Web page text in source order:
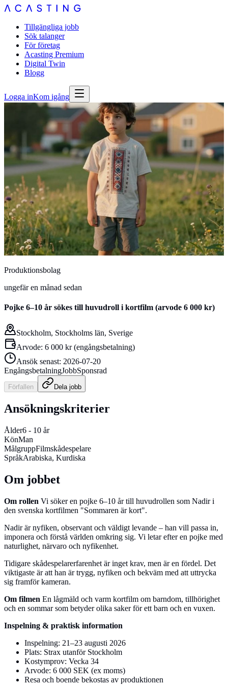
Tillgängliga jobb
Sök talanger
För företag
Acasting Premium
Digital Twin
Blogg
Logga inKom igång
Produktionsbolag
ungefär en månad sedan
Pojke 6–10 år sökes till huvudroll i kortfilm (arvode 6 000 kr)
Stockholm, Stockholms län, Sverige
Arvode: 6 000 kr(engångsbetalning)
Ansök senast: 2026-07-20
EngångsbetalningJobbSponsrad
Förfallen Dela jobb
Ansökningskriterier
Ålder6 - 10 år
KönMan
MålgruppFilmskådespelare
SpråkArabiska, Kurdiska
Om jobbet
Om rollen Vi söker en pojke 6–10 år till huvudrollen som Nadir i
den svenska kortfilmen "Sommaren är kort".
Nadir är nyfiken, observant och väldigt levande – han vill passa in,
imponera och förstå världen omkring sig. Vi letar efter en pojke med
naturlighet, närvaro och nyfikenhet.
Tidigare skådespelarerfarenhet är inget krav, men är en fördel. Det
viktigaste är att han är trygg, nyfiken och bekväm med att uttrycka
sig framför kameran.
Om filmen En lågmäld och varm kortfilm om barndom, tillhörighet
och en sommar som betyder olika saker för ett barn och en vuxen.
Inspelning & praktisk information
Inspelning: 21–23 augusti 2026
Plats: Strax utanför Stockholm
Kostymprov: Vecka 34
Arvode: 6 000 SEK (ex moms)
Resa och boende bekostas av produktionen